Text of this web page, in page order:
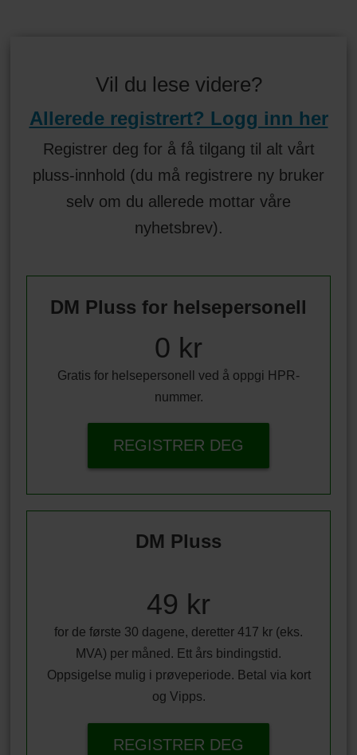
Vil du lese videre?
Allerede registrert? Logg inn her
Registrer deg for å få tilgang til alt vårt
pluss-innhold (du må registrere ny bruker
selv om du allerede mottar våre
nyhetsbrev).
DM Pluss for helsepersonell
0 kr
Gratis for helsepersonell ved å oppgi HPR-
nummer.
REGISTRER DEG
DM Pluss
49 kr
for de første 30 dagene, deretter 417 kr (eks.
MVA) per måned. Ett års bindingstid.
Oppsigelse mulig i prøveperiode. Betal via kort
og Vipps.
REGISTRER DEG